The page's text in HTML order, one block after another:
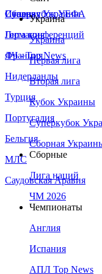
Сборная Украины
Италия
Германия
Франция
Нидерланды
Турция
Португалия
Бельгия
МЛС
Саудовская Аравия
Суперкубок УЕФА
Лига конференций
ЛЧ - Top News
Украина
Украина
Первая лига
Вторая лига
Кубок Украины
Суперкубок
Сборная
Сборные
Лига наций
ЧМ 2026
Чемпионаты
Англия
Испания
АПЛ Top News